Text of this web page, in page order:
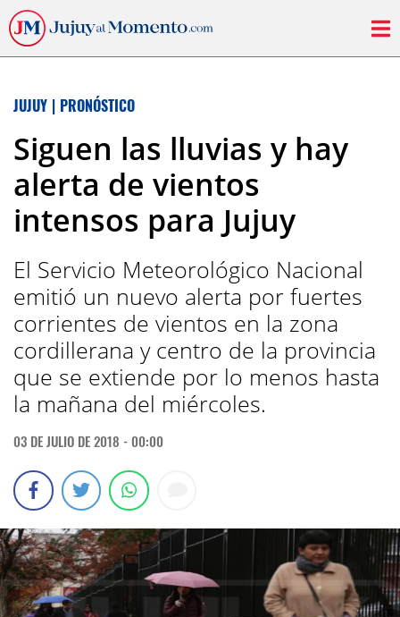
JUJUY | PRONÓSTICO
Siguen las lluvias y hay
alerta de vientos
intensos para Jujuy
El Servicio Meteorológico Nacional
emitió un nuevo alerta por fuertes
corrientes de vientos en la zona
cordillerana y centro de la provincia
que se extiende por lo menos hasta
la mañana del miércoles.
03 DE JULIO DE 2018 - 00:00